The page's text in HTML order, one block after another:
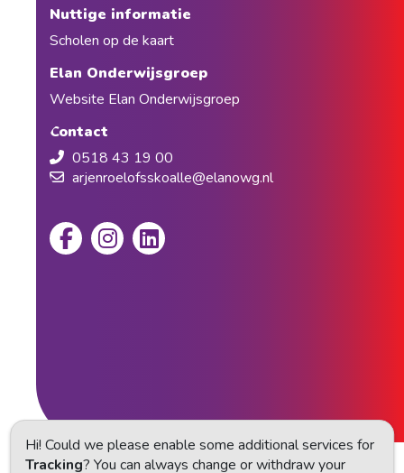
Nuttige informatie
Scholen op de kaart
Elan Onderwijsgroep
Website Elan Onderwijsgroep
Contact
0518 43 19 00
arjenroelofsskoalle@elanowg.nl
Hi! Could we please enable some additional services for
Tracking? You can always change or withdraw your